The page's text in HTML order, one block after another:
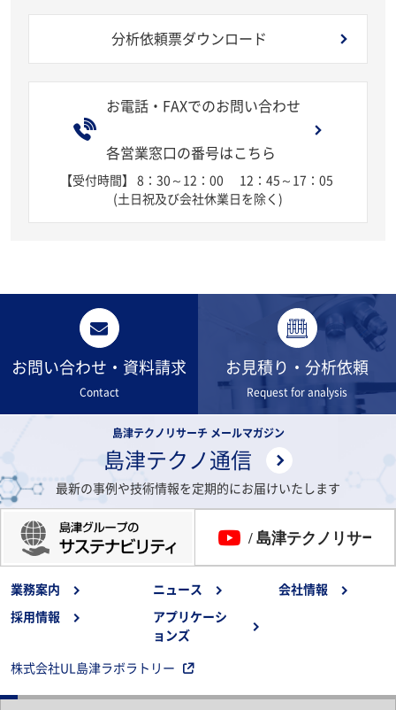
分析依頼票ダウンロード
お電話・FAXでのお問い合わせ
各営業窓口の番号はこちら
【受付時間】 8：30～12：00
12：45～17：05
(土日祝及び会社休業日を除く)
お問い合わせ・資料請求
Contact
お見積り・分析依頼
Request for analysis
島津テクノリサーチ メールマガジン
島津テクノ通信
最新の事例や技術情報を定期的にお届けいたします
業務案内 ニュース 会社情報
採用情報
アプリケーシ
ョンズ
株式会社UL島津ラボラトリー